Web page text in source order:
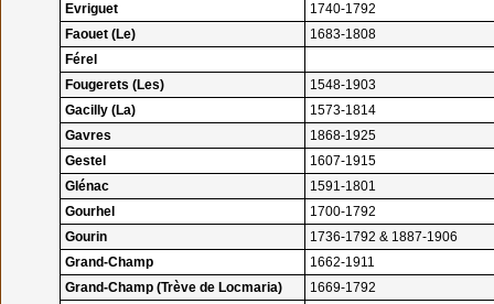
Evriguet
1740-1792
Faouet (Le)
1683-1808
Férel
Fougerets (Les)
1548-1903
Gacilly (La)
1573-1814
Gavres
1868-1925
Gestel
1607-1915
Glénac
1591-1801
Gourhel
1700-1792
Gourin
1736-1792 & 1887-1906
Grand-Champ
1662-1911
Grand-Champ (Trève de Locmaria)
1669-1792